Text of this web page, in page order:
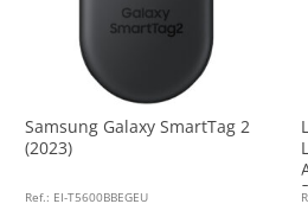
Samsung Galaxy SmartTag 2
(2023)
Ref.: EI-T5600BBEGEU